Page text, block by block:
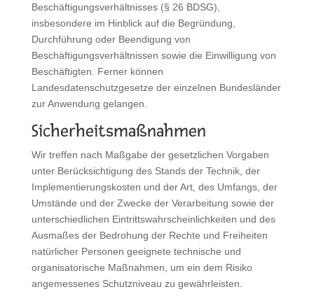
Beschäftigungsverhältnisses (§ 26 BDSG),
insbesondere im Hinblick auf die Begründung,
Durchführung oder Beendigung von
Beschäftigungsverhältnissen sowie die Einwilligung von
Beschäftigten. Ferner können
Landesdatenschutzgesetze der einzelnen Bundesländer
zur Anwendung gelangen.
Sicherheitsmaßnahmen
Wir treffen nach Maßgabe der gesetzlichen Vorgaben
unter Berücksichtigung des Stands der Technik, der
Implementierungskosten und der Art, des Umfangs, der
Umstände und der Zwecke der Verarbeitung sowie der
unterschiedlichen Eintrittswahrscheinlichkeiten und des
Ausmaßes der Bedrohung der Rechte und Freiheiten
natürlicher Personen geeignete technische und
organisatorische Maßnahmen, um ein dem Risiko
angemessenes Schutzniveau zu gewährleisten.